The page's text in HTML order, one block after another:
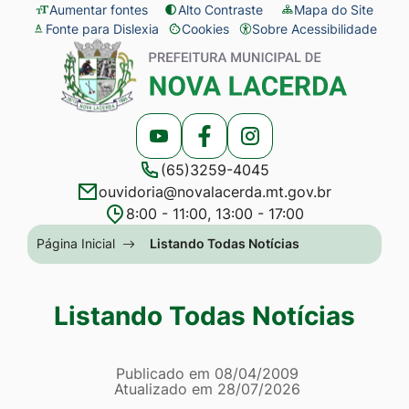
Seção
de
atalhos
acessibilidade
Ir
para
conteúdo
menu
[alt+2]
para
Aumentar fontes Alto Contraste
Mapa do Site
Fonte para Dislexia
Cookies
Abrir
preferências
de
cookies
Sobre Acessibilidade
Seção
menu
Acessar
a
Rede
Social
Acessar
a
Rede
Social
Acessar
a
Rede
Social
(65)3259-4045
ouvidoria@novalacerda.mt.gov.br
8:00 - 11:00, 13:00 - 17:00
Seção
do
principal
Página Inicial Listando Todas Notícias
Listando Todas Notícias
Página Listando Todas
Informações
Publicado em 08/04/2009
Atualizado em 28/07/2026